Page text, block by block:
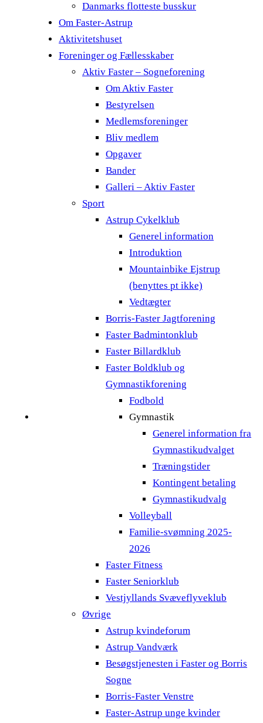
Danmarks flotteste busskur
Om Faster-Astrup
Aktivitetshuset
Foreninger og Fællesskaber
Aktiv Faster – Sogneforening
Om Aktiv Faster
Bestyrelsen
Medlemsforeninger
Bliv medlem
Opgaver
Bander
Galleri – Aktiv Faster
Sport
Astrup Cykelklub
Generel information
Introduktion
Mountainbike Ejstrup
(benyttes pt ikke)
Vedtægter
Borris-Faster Jagtforening
Faster Badmintonklub
Faster Billardklub
Faster Boldklub og
Gymnastikforening
Fodbold
Gymnastik
Generel information fra
Gymnastikudvalget
Træningstider
Kontingent betaling
Gymnastikudvalg
Volleyball
Familie-svømning 2025-
2026
Faster Fitness
Faster Seniorklub
Vestjyllands Svæveflyveklub
Øvrige
Astrup kvindeforum
Astrup Vandværk
Besøgstjenesten i Faster og Borris
Sogne
Borris-Faster Venstre
Faster-Astrup unge kvinder